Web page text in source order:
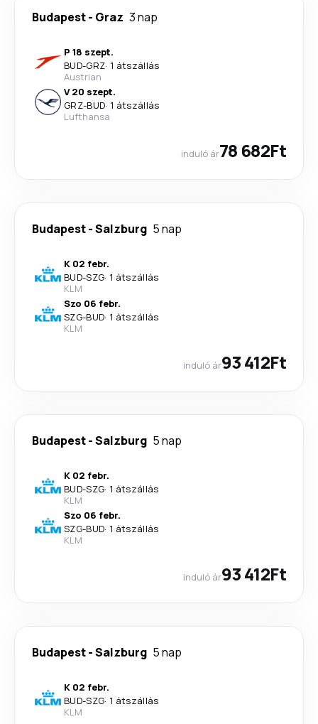
Budapest- Graz 3 nap
P 18 szept.
BUD-GRZ· 1 átszállás
Austrian
V 20 szept.
GRZ-BUD· 1 átszállás
Lufthansa
induló ár78 682Ft
Budapest-Salzburg 5 nap
K 02 febr.
BUD-SZG· 1 átszállás
KLM
Szo 06 febr.
SZG-BUD· 1 átszállás
KLM
induló ár93 412Ft
Budapest-Salzburg 5 nap
K 02 febr.
BUD-SZG· 1 átszállás
KLM
Szo 06 febr.
SZG-BUD· 1 átszállás
KLM
induló ár93 412Ft
Budapest-Salzburg 5 nap
K 02 febr.
BUD-SZG· 1 átszállás
KLM